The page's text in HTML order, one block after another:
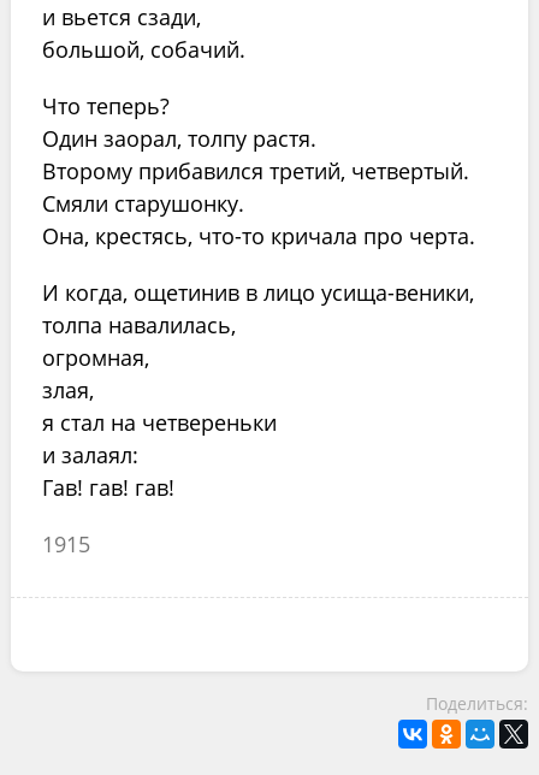
и вьется сзади,
большой, собачий.
Что теперь?
Один заорал, толпу растя.
Второму прибавился третий, четвертый.
Смяли старушонку.
Она, крестясь, что-то кричала про черта.
И когда, ощетинив в лицо усища-веники,
толпа навалилась,
огромная,
злая,
я стал на четвереньки
и залаял:
Гав! гав! гав!
1915
Поделиться: